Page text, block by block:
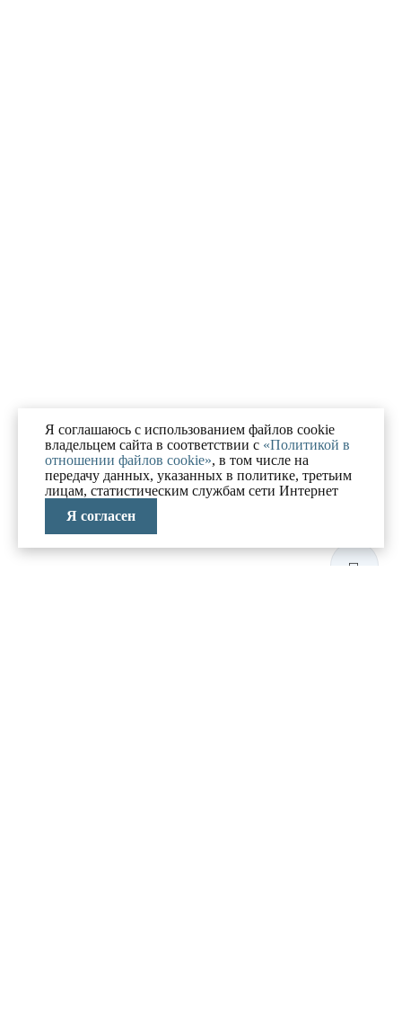
Я соглашаюсь с использованием файлов cookie
владельцем сайта в соответствии с «Политикой в
отношении файлов cookie», в том числе на
передачу данных, указанных в политике, третьим
лицам, статистическим службам сети Интернет
Я согласен